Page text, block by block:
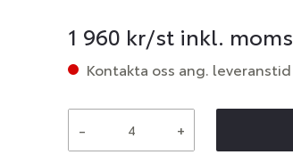
1 960 kr/st inkl. moms
Kontakta oss ang. leveranstid
- +